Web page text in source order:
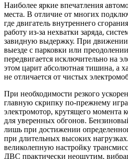
Наиболее яркие впечатления
места. В отличие от многих
где двигатель внутреннего
работу из-за нехватки заряда,
завидную выдержку. При движении
выезде с парковки или
передвигается исключительно на
этом царит абсолютная тишина, а
не отличается от чистых
При необходимости резкого
главную скрипку по-прежнему
электромотор, крутящего момента
для уверенных обгонов.
лишь при достижении
при длительных высоких
великолепную настройку
ДВС практически неощутим,